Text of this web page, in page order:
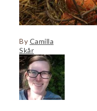
By Camilla
Skår